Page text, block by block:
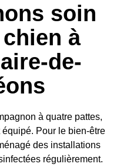
soin
à
de-
à quatre pattes,
Pour le bien-être
des installations
régulièrement.